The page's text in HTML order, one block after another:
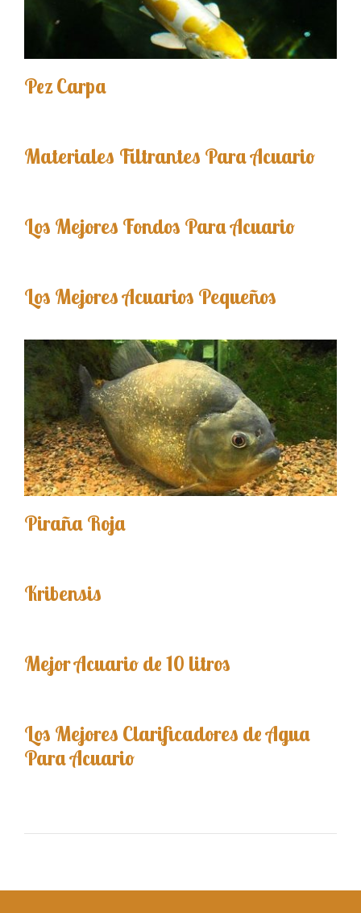
Pez Carpa
Materiales Filtrantes Para Acuario
Los Mejores Fondos Para Acuario
Los Mejores Acuarios Pequeños
Piraña Roja
Kribensis
Mejor Acuario de 10 litros
Los Mejores Clarificadores de Agua
Para Acuario